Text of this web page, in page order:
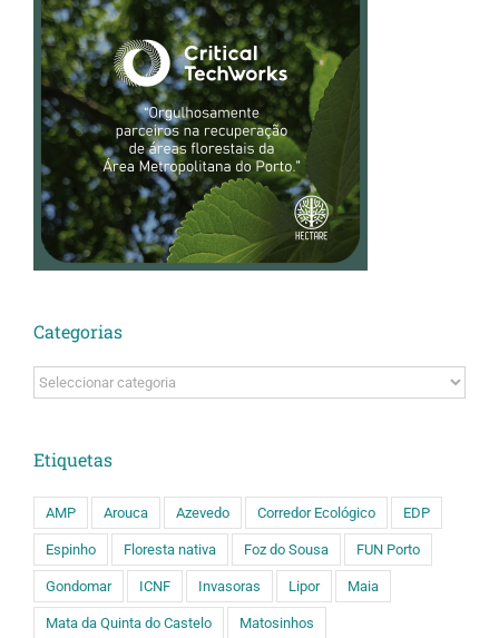
Categorias
Categorias
Etiquetas
AMP Arouca Azevedo Corredor Ecológico EDP
Espinho Floresta nativa Foz do Sousa FUN Porto
Gondomar ICNF Invasoras Lipor Maia
Mata da Quinta do Castelo Matosinhos